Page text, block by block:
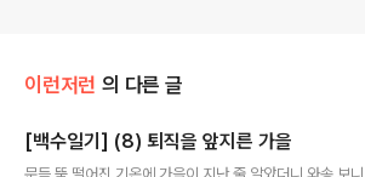
이런저런 의 다른 글
[백수일기] (8) 퇴직을 앞지른 가을